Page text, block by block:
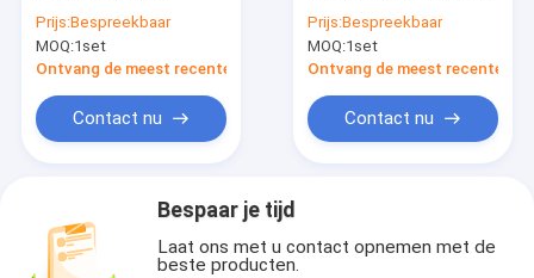
van het hoog
rendement15kw
Roestvrije staal
Prijs:Bespreekbaar
MOQ:1set
Ontvang de meest recente Prijs
Contact nu
Kruid Malende
Machines
Prijs:Bespreekbaar
MOQ:1set
Ontvang de meest recente
Contact nu
Bespaar je tijd
Laat ons met u contact opnemen met de
beste producten.